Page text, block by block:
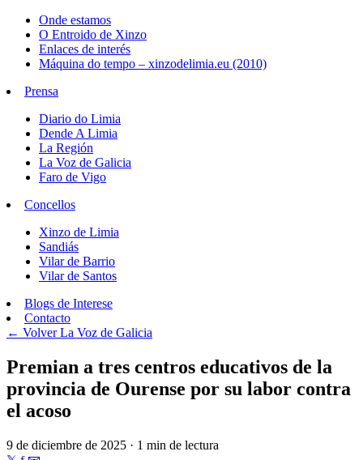
Onde estamos
O Entroido de Xinzo
Enlaces de interés
Máquina do tempo – xinzodelimia.eu (2010)
Prensa
Diario do Limia
Dende A Limia
La Región
La Voz de Galicia
Faro de Vigo
Concellos
Xinzo de Limia
Sandiás
Vilar de Barrio
Vilar de Santos
Blogs de Interese
Contacto
← VolverLa Voz de Galicia
Premian a tres centros educativos de la
provincia de Ourense por su labor contra
el acoso
9 de diciembre de 2025 · 1 min de lectura